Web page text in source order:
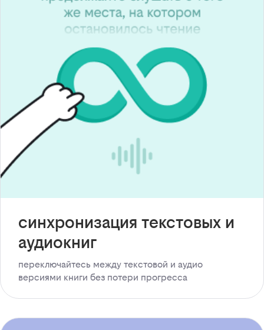
синхронизация текстовых и
аудиокниг
переключайтесь между текстовой и аудио
версиями книги без потери прогресса